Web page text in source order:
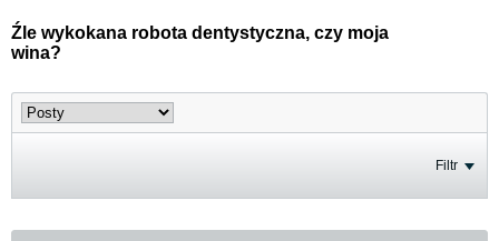
Źle wykokana robota dentystyczna, czy moja
wina?
Filtr